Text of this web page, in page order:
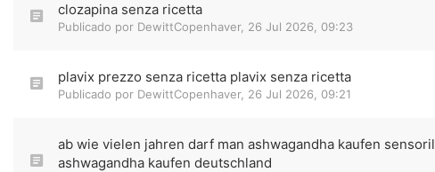
clozapina senza ricetta
Publicado por DewittCopenhaver, 26 Jul 2026, 09:23
plavix prezzo senza ricetta plavix senza ricetta
Publicado por DewittCopenhaver, 26 Jul 2026, 09:21
ab wie vielen jahren darf man ashwagandha kaufen sensoril
ashwagandha kaufen deutschland